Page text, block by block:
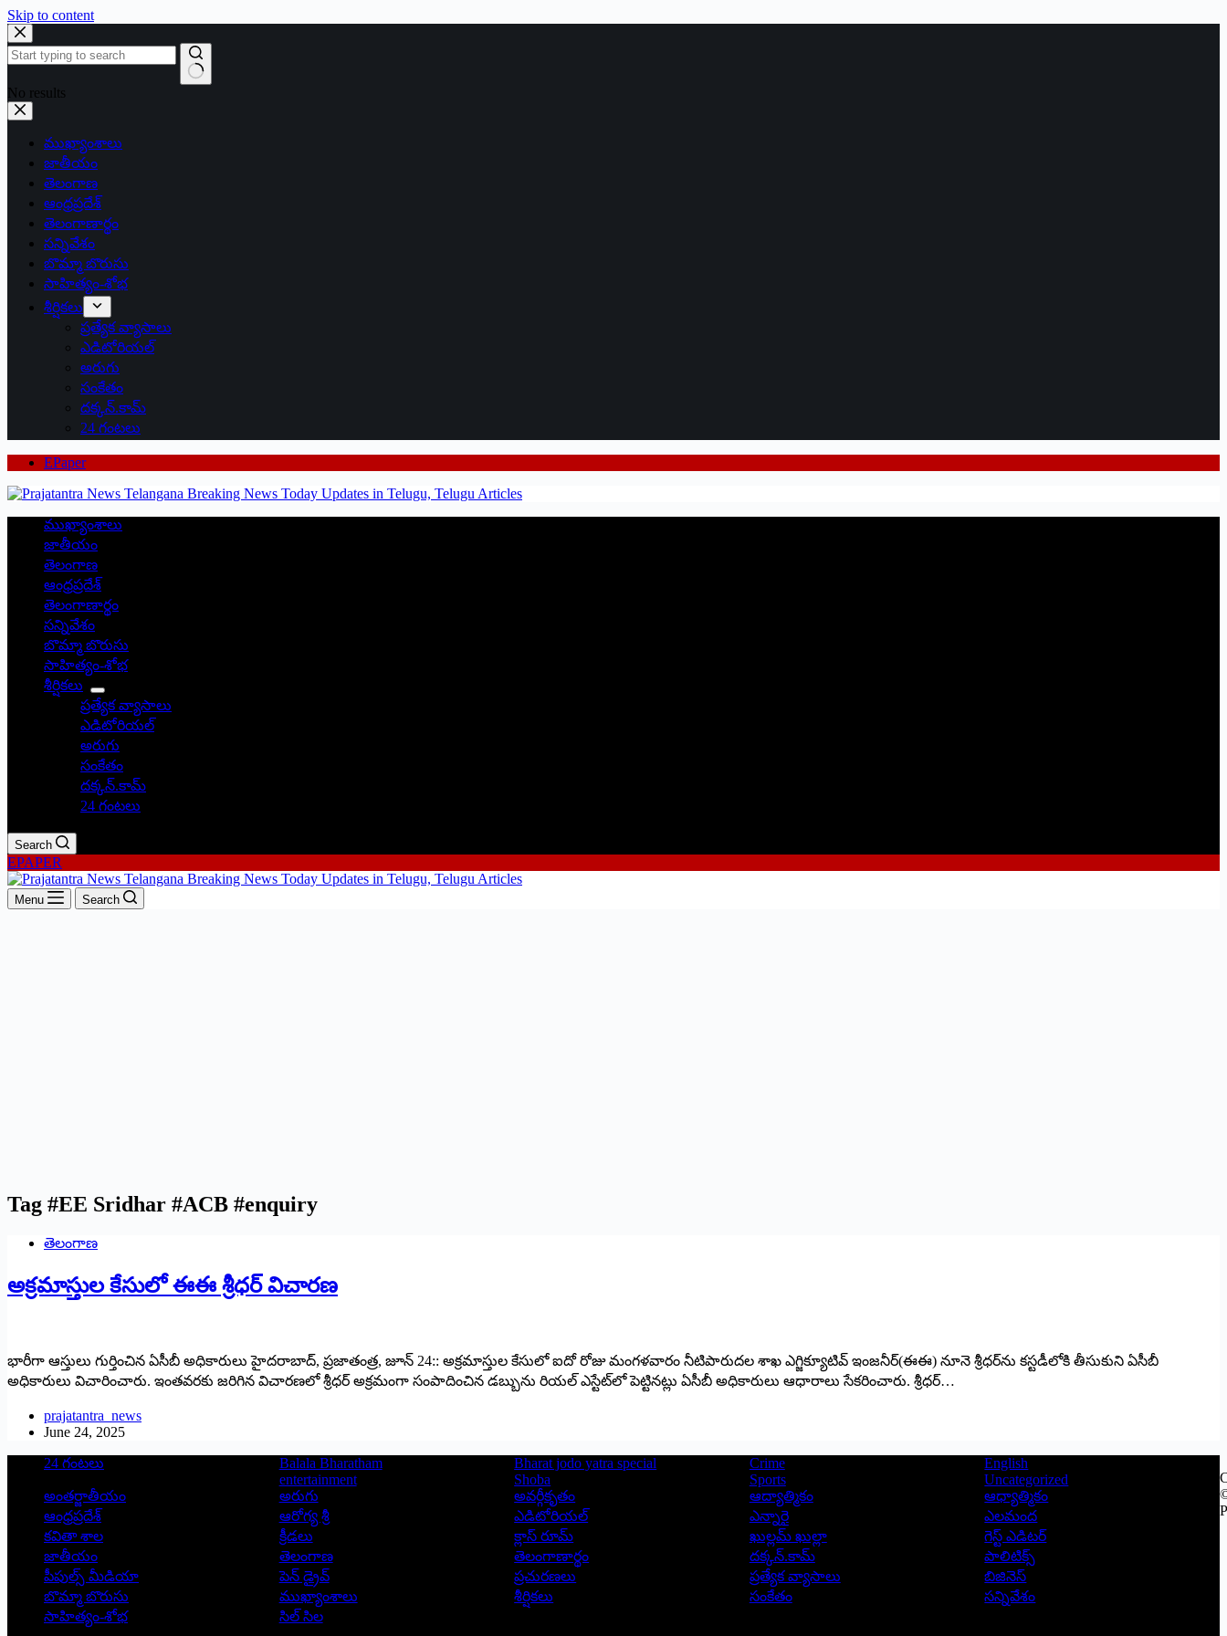
Skip to content
No results
ముఖ్యాంశాలు
జాతీయం
తెలంగాణ
ఆంధ్రప్రదేశ్
తెలంగాణార్థం
సన్నివేశం
బొమ్మా బొరుసు
సాహిత్యం-శోభ
శీర్షికలు
ప్రత్యేక వ్యాసాలు
ఎడిటోరియల్
అరుగు
సంకేతం
దక్కన్.కామ్
24 గంటలు
EPaper
ముఖ్యాంశాలు
జాతీయం
తెలంగాణ
ఆంధ్రప్రదేశ్
తెలంగాణార్థం
సన్నివేశం
బొమ్మా బొరుసు
సాహిత్యం-శోభ
శీర్షికలు
ప్రత్యేక వ్యాసాలు
ఎడిటోరియల్
అరుగు
సంకేతం
దక్కన్.కామ్
24 గంటలు
Search
EPAPER
Menu Search
Tag #EE Sridhar #ACB #enquiry
తెలంగాణ
అక్రమాస్తుల కేసులో ఈఈ శ్రీధర్‌ విచారణ
భారీగా ఆస్తులు గుర్తించిన ఏసీబీ అధికారులు హైదరాబాద్‌, ప్రజాతంత్ర, జూన్‌ 24:: అక్రమాస్తుల కేసులో ఐదో రోజు మంగళవారం నీటిపారుదల శాఖ ఎగ్జిక్యూటివ్‌ ఇంజనీర్‌(ఈఈ) నూనె శ్రీధర్‌ను కస్టడీలోకి తీసుకుని ఏసీబీ
అధికారులు విచారించారు. ఇంతవరకు జరిగిన విచారణలో శ్రీధర్‌ అక్రమంగా సంపాదించిన డబ్బును రియల్‌ ఎస్టేట్‌లో పెట్టినట్లు ఏసీబీ అధికారులు ఆధారాలు సేకరించారు. శ్రీధర్‌…
prajatantra_news
June 24, 2025
24 గంటలు
Balala Bharatham Bharat jodo yatra special Crime
English
entertainment
Shoba Sports
Uncategorized
అంతర్జాతీయం
అరుగు అవర్గీకృతం ఆద్యాత్మికం
ఆధ్యాత్మికం
ఆంధ్రప్రదేశ్
ఆరోగ్య శ్రీ ఎడిటోరియల్ ఎన్నారై
ఎలమంద
కవితా శాల
క్రీడలు క్లాస్ రూమ్ ఖుల్లమ్ ఖుల్లా
గెస్ట్ ఎడిటర్
జాతీయం
తెలంగాణ తెలంగాణార్థం దక్కన్.కామ్
పాలిటిక్స్
పీపుల్స్ ‌మీడియా
పెన్ డ్రైవ్ ప్రచురణలు ప్రత్యేక వ్యాసాలు
బిజినెస్
బొమ్మా బొరుసు
ముఖ్యాంశాలు శీర్షికలు సంకేతం
సన్నివేశం
సాహిత్యం-శోభ
సిల్ సిల